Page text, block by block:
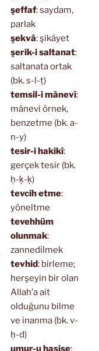
şeffaf: saydam,
parlak
şekvâ: şikâyet
şerik-i saltanat:
saltanata ortak
(bk. s-l-ṭ)
temsil-i mânevî:
mânevi örnek,
benzetme (bk. a-
n-y)
tesir-i hakikî:
gerçek tesir (bk.
ḥ-ḳ-ḳ)
tevcih etme:
yöneltme
tevehhüm
olunmak:
zannedilmek
tevhid: birleme;
herşeyin bir olan
Allah’a ait
olduğunu bilme
ve inanma (bk. v-
ḥ-d)
umur-u hasise: